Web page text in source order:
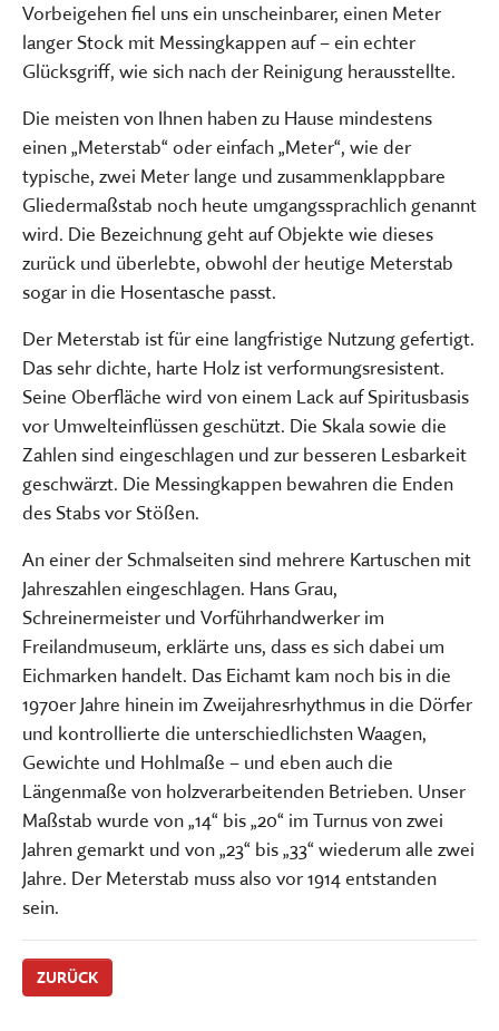
Vorbeigehen fiel uns ein unscheinbarer, einen Meter
langer Stock mit Messingkappen auf – ein echter
Glücksgriff, wie sich nach der Reinigung herausstellte.
Die meisten von Ihnen haben zu Hause mindestens
einen „Meterstab“ oder einfach „Meter“, wie der
typische, zwei Meter lange und zusammenklappbare
Gliedermaßstab noch heute umgangssprachlich genannt
wird. Die Bezeichnung geht auf Objekte wie dieses
zurück und überlebte, obwohl der heutige Meterstab
sogar in die Hosentasche passt.
Der Meterstab ist für eine langfristige Nutzung gefertigt.
Das sehr dichte, harte Holz ist verformungsresistent.
Seine Oberfläche wird von einem Lack auf Spiritusbasis
vor Umwelteinflüssen geschützt. Die Skala sowie die
Zahlen sind eingeschlagen und zur besseren Lesbarkeit
geschwärzt. Die Messingkappen bewahren die Enden
des Stabs vor Stößen.
An einer der Schmalseiten sind mehrere Kartuschen mit
Jahreszahlen eingeschlagen. Hans Grau,
Schreinermeister und Vorführhandwerker im
Freilandmuseum, erklärte uns, dass es sich dabei um
Eichmarken handelt. Das Eichamt kam noch bis in die
1970er Jahre hinein im Zweijahresrhythmus in die Dörfer
und kontrollierte die unterschiedlichsten Waagen,
Gewichte und Hohlmaße – und eben auch die
Längenmaße von holzverarbeitenden Betrieben. Unser
Maßstab wurde von „14“ bis „20“ im Turnus von zwei
Jahren gemarkt und von „23“ bis „33“ wiederum alle zwei
Jahre. Der Meterstab muss also vor 1914 entstanden
sein.
ZURÜCK